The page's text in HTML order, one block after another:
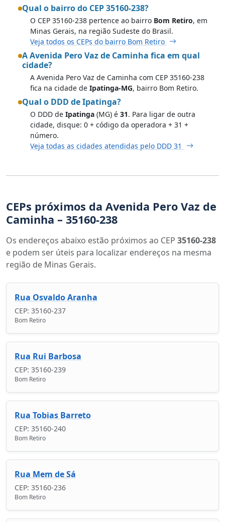
Qual o bairro do CEP 35160-238?
O CEP 35160-238 pertence ao bairro Bom Retiro, em
Minas Gerais, na região Sudeste do Brasil.
Veja todos os CEPs do bairro Bom Retiro
A Avenida Pero Vaz de Caminha fica em qual
cidade?
A Avenida Pero Vaz de Caminha com CEP 35160-238
fica na cidade de Ipatinga-MG, bairro Bom Retiro.
Qual o DDD de Ipatinga?
O DDD de Ipatinga (MG) é 31. Para ligar de outra
cidade, disque: 0 + código da operadora + 31 +
número.
Veja todas as cidades atendidas pelo DDD 31
CEPs próximos da Avenida Pero Vaz de
Caminha – 35160-238
Os endereços abaixo estão próximos ao CEP 35160-238
e podem ser úteis para localizar endereços na mesma
região de Minas Gerais.
Rua Osvaldo Aranha
CEP: 35160-237
Bom Retiro
Rua Rui Barbosa
CEP: 35160-239
Bom Retiro
Rua Tobias Barreto
CEP: 35160-240
Bom Retiro
Rua Mem de Sá
CEP: 35160-236
Bom Retiro